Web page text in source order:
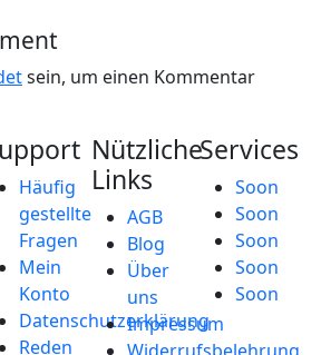
sein, um einen Kommentar
Häufig
gestellte
Fragen
Mein
Konto
Datenschutzerklärung
Reden
Nützliche
Links
AGB
Blog
Über
uns
Impressum
Services
Soon
Soon
Soon
Soon
Soon